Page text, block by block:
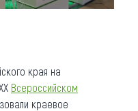
края на
Всероссийском
краевое